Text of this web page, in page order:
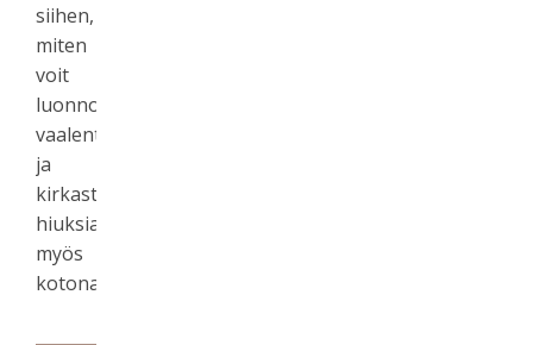
siihen,
miten
voit
luonnollisesti
vaalentaa
ja
kirkastaa
hiuksiasi
myös
kotona.